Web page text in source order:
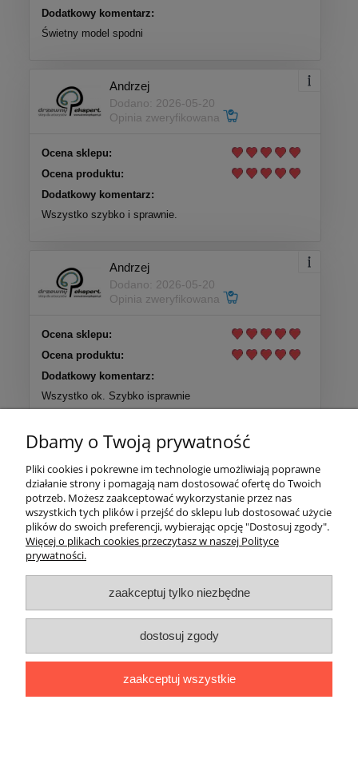
Dodatkowy komentarz:
Świetny model spodni
Andrzej
Dodano: 2026-05-20
Opinia zweryfikowana
Ocena sklepu:
Ocena produktu:
Dodatkowy komentarz:
Wszystko szybko i sprawnie.
Andrzej
Dodano: 2026-05-20
Opinia zweryfikowana
Ocena sklepu:
Ocena produktu:
Dodatkowy komentarz:
Wszystko ok. Szybko isprawnie
Więcej opinii
Pomoc
Moje konto
info@drzewnyekspert.pl
wzmocnienia mechaniczne drzew
arborystycznychpiły teleskopowespodnie pilarzapasy do
stabilizacja drzewa po posadzeniu
spodnie antyprzecięciowekask pilarzausługa zaplecenia oka na
Dbamy o Twoją prywatność
Pliki cookies i pokrewne im technologie umożliwiają poprawne
działanie strony i pomagają nam dostosować ofertę do Twoich
potrzeb. Możesz zaakceptować wykorzystanie przez nas
wszystkich tych plików i przejść do sklepu lub dostosować użycie
plików do swoich preferencji, wybierając opcję "Dostosuj zgody".
Więcej o plikach cookies przeczytasz w naszej Polityce
prywatności.
zaakceptuj tylko niezbędne
dostosuj zgody
zaakceptuj wszystkie